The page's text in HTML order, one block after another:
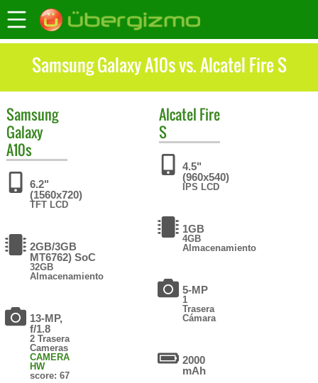
Samsung Galaxy A10s vs. Alcatel Fire S
Samsung
Galaxy
A10s
6.2"
(1560x720)
TFT LCD
2GB/3GB
MT6762) SoC
32GB
Almacenamiento
13-MP,
f/1.8
2 Trasera
Cameras
CAMERA
HW
score: 67
Alcatel Fire
S
4.5"
(960x540)
IPS LCD
1GB
4GB
Almacenamiento
5-MP
1
Trasera
Cámara
2000
mAh